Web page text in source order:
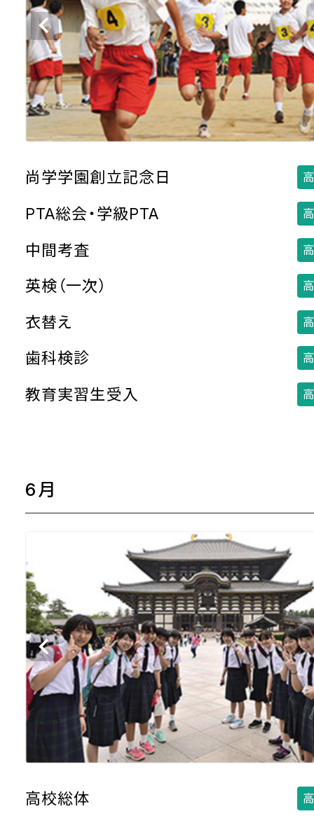
尚学学園創立記念日
PTA総会・学級PTA
中間考査
英検（一次）
衣替え
歯科検診
教育実習生受入
6月
高校総体